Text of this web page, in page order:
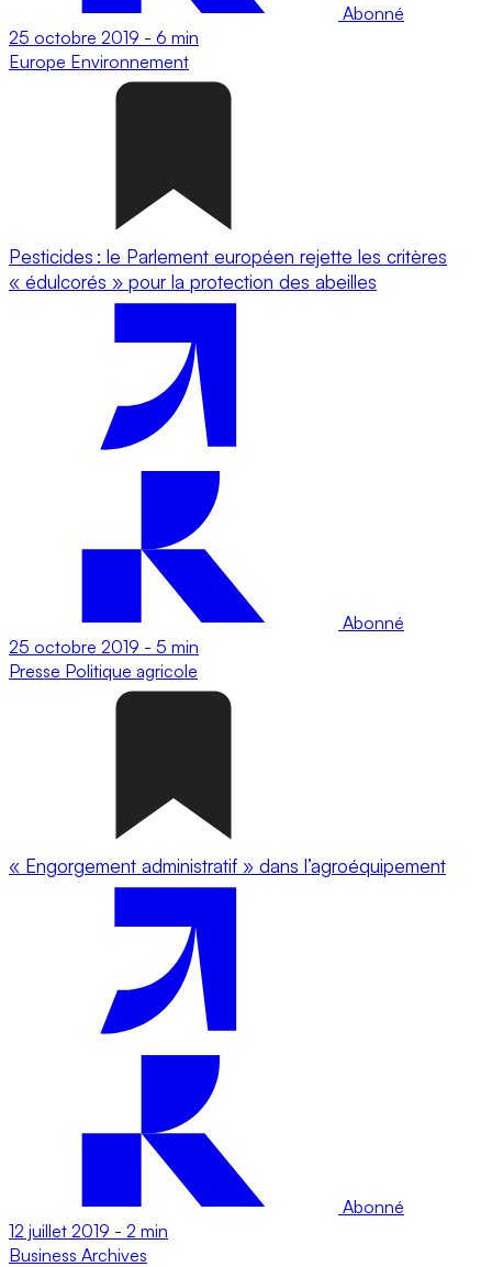
Abonné
25 octobre 2019 - 6 min
Europe Environnement
Pesticides : le Parlement européen rejette les critères
« édulcorés » pour la protection des abeilles
Abonné
25 octobre 2019 - 5 min
Presse Politique agricole
« Engorgement administratif » dans l’agroéquipement
Abonné
12 juillet 2019 - 2 min
Business Archives